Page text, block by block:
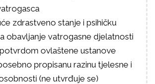
zdrastveno stanje i psihičku
obavljanje vatrogasne djelatnosti
ovlaštene ustanove
propisanu razinu tjelesne i
(ne utvrđuje se)